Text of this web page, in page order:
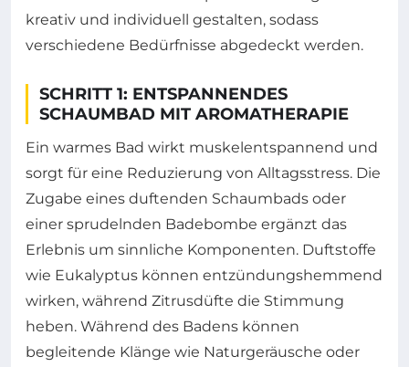
kreativ und individuell gestalten, sodass
verschiedene Bedürfnisse abgedeckt werden.
SCHRITT 1: ENTSPANNENDES
SCHAUMBAD MIT AROMATHERAPIE
Ein warmes Bad wirkt muskelentspannend und
sorgt für eine Reduzierung von Alltagsstress. Die
Zugabe eines duftenden Schaumbads oder
einer sprudelnden Badebombe ergänzt das
Erlebnis um sinnliche Komponenten. Duftstoffe
wie Eukalyptus können entzündungshemmend
wirken, während Zitrusdüfte die Stimmung
heben. Während des Badens können
begleitende Klänge wie Naturgeräusche oder